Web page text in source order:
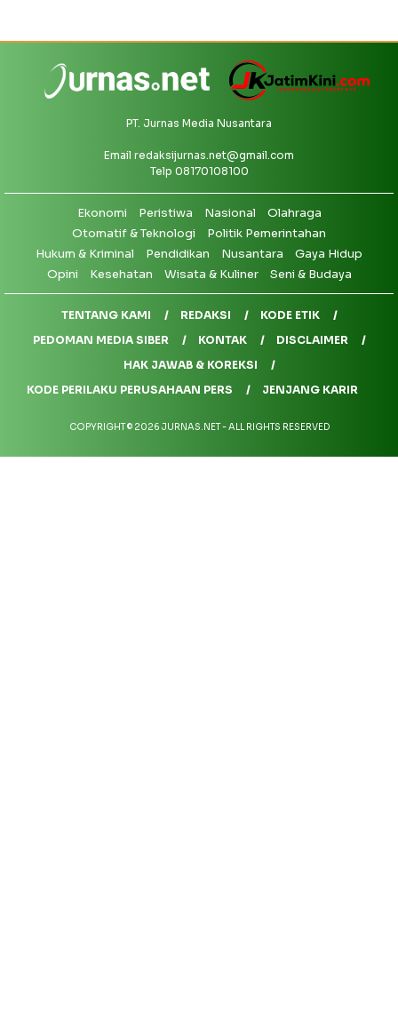
PT. Jurnas Media Nusantara
Email redaksijurnas.net@gmail.com
Telp 08170108100
Ekonomi Peristiwa Nasional
Olahraga
Otomatif & Teknologi
Politik Pemerintahan
Hukum & Kriminal
Pendidikan Nusantara
Gaya Hidup
Opini
Kesehatan Wisata & Kuliner Seni & Budaya
TENTANG KAMI REDAKSI
KODE ETIK
PEDOMAN MEDIA SIBER
KONTAK
DISCLAIMER
HAK JAWAB & KOREKSI
KODE PERILAKU PERUSAHAAN PERS
JENJANG KARIR
COPYRIGHT © 2026 JURNAS.NET - ALL RIGHTS RESERVED